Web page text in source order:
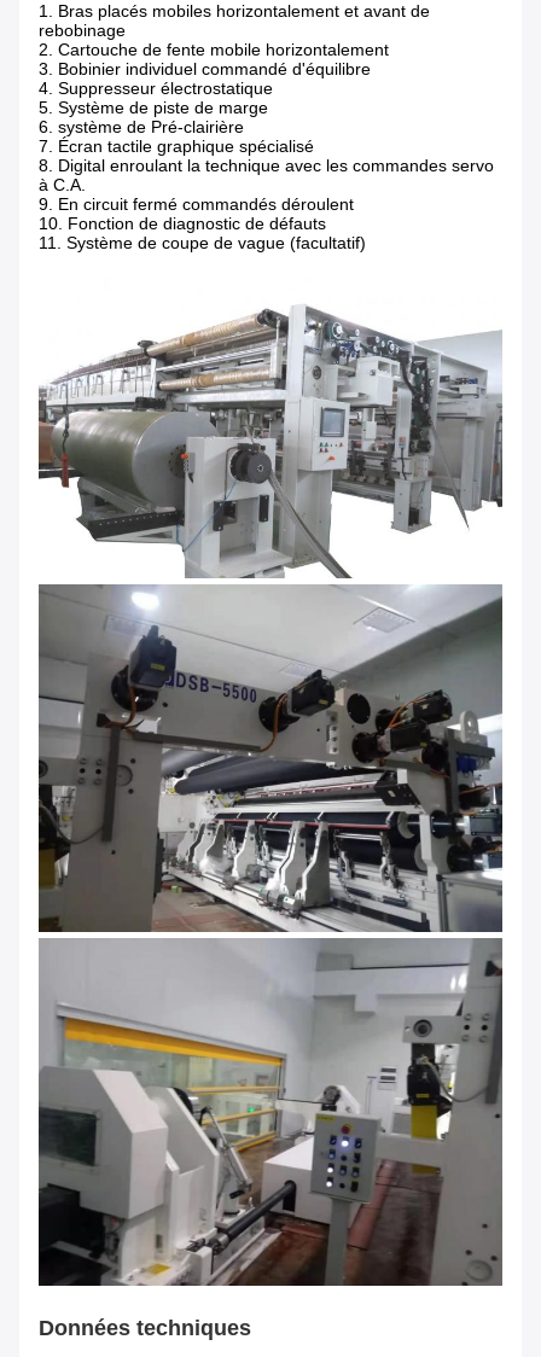
1. Bras placés mobiles horizontalement et avant de
rebobinage
2. Cartouche de fente mobile horizontalement
3. Bobinier individuel commandé d'équilibre
4. Suppresseur électrostatique
5. Système de piste de marge
6. système de Pré-clairière
7. Écran tactile graphique spécialisé
8. Digital enroulant la technique avec les commandes servo
à C.A.
9. En circuit fermé commandés déroulent
10. Fonction de diagnostic de défauts
11. Système de coupe de vague (facultatif)
Données techniques